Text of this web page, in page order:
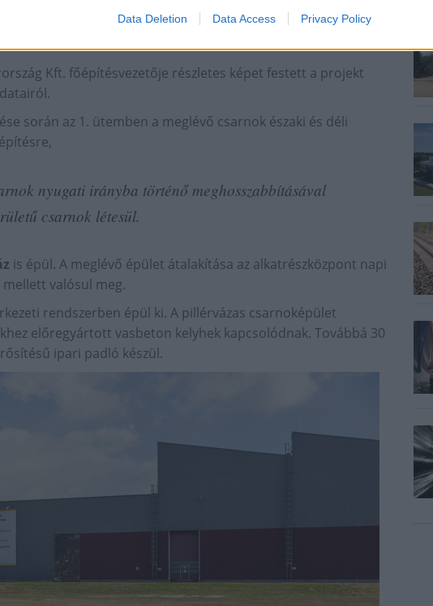
Data Deletion Data Access Privacy Policy
fel az új csarnok
Kft. főépítésvezetője részletes képet festett a projekt
során az 1. ütemben a meglévő csarnok északi és déli
nyugati irányba történő meghosszabbításával
csarnok létesül.
is épül. A meglévő épület átalakítása az alkatrészközpont napi
valósul meg.
rendszerben épül ki. A pillérvázas csarnoképület
előregyártott vasbeton kelyhek kapcsolódnak. Továbbá 30
ipari padló készül.